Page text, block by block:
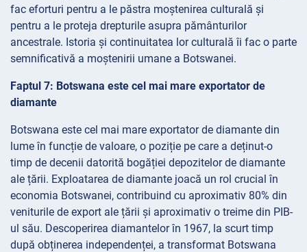
fac eforturi pentru a le păstra moștenirea culturală și
pentru a le proteja drepturile asupra pământurilor
ancestrale. Istoria și continuitatea lor culturală îi fac o parte
semnificativă a moștenirii umane a Botswanei.
Faptul 7: Botswana este cel mai mare exportator de
diamante
Botswana este cel mai mare exportator de diamante din
lume în funcție de valoare, o poziție pe care a deținut-o
timp de decenii datorită bogăției depozitelor de diamante
ale țării. Exploatarea de diamante joacă un rol crucial în
economia Botswanei, contribuind cu aproximativ 80% din
veniturile de export ale țării și aproximativ o treime din PIB-
ul său. Descoperirea diamantelor în 1967, la scurt timp
după obținerea independenței, a transformat Botswana